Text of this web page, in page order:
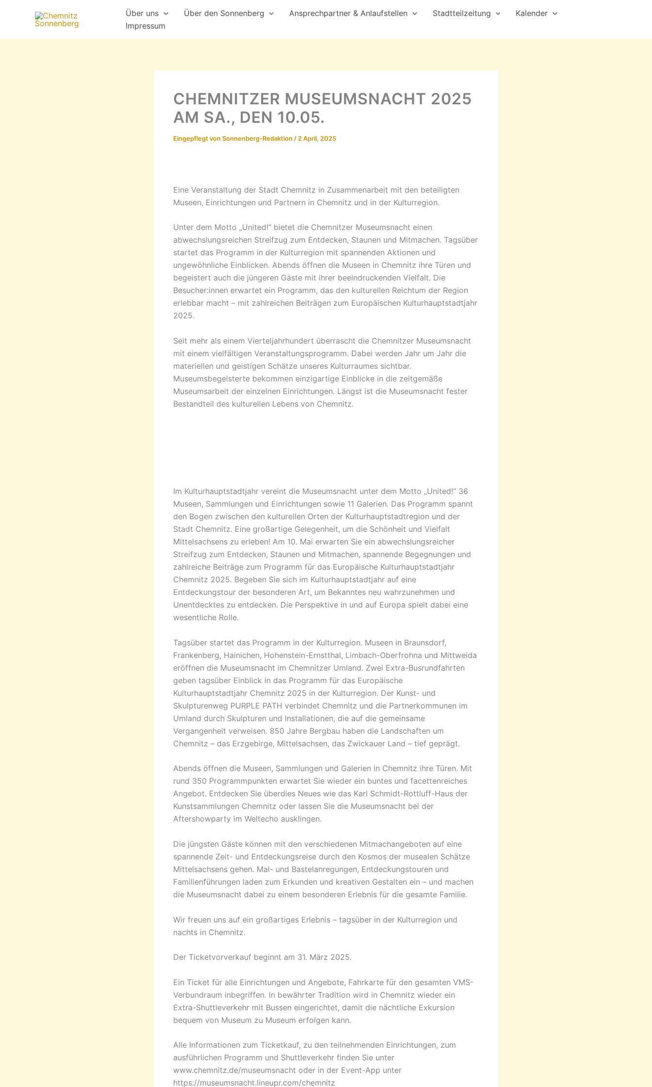
Über uns Über den Sonnenberg Ansprechpartner & Anlaufstellen Stadtteilzeitung
Kalender
Impressum
CHEMNITZER MUSEUMSNACHT 2025
AM SA., DEN 10.05.
Eingepflegt von Sonnenberg-Redaktion / 2 April, 2025
Eine Veranstaltung der Stadt Chemnitz in Zusammenarbeit mit den beteiligten
Museen, Einrichtungen und Partnern in Chemnitz und in der Kulturregion.
Unter dem Motto „United!“ bietet die Chemnitzer Museumsnacht einen
abwechslungsreichen Streifzug zum Entdecken, Staunen und Mitmachen. Tagsüber
startet das Programm in der Kulturregion mit spannenden Aktionen und
ungewöhnliche Einblicken. Abends öffnen die Museen in Chemnitz ihre Türen und
begeistert auch die jüngeren Gäste mit ihrer beeindruckenden Vielfalt. Die
Besucher:innen erwartet ein Programm, das den kulturellen Reichtum der Region
erlebbar macht – mit zahlreichen Beiträgen zum Europäischen Kulturhauptstadtjahr
2025.
Seit mehr als einem Vierteljahrhundert überrascht die Chemnitzer Museumsnacht
mit einem vielfältigen Veranstaltungsprogramm. Dabei werden Jahr um Jahr die
materiellen und geistigen Schätze unseres Kulturraumes sichtbar.
Museumsbegeisterte bekommen einzigartige Einblicke in die zeitgemäße
Museumsarbeit der einzelnen Einrichtungen. Längst ist die Museumsnacht fester
Bestandteil des kulturellen Lebens von Chemnitz.
Im Kulturhauptstadtjahr vereint die Museumsnacht unter dem Motto „United!“ 36
Museen, Sammlungen und Einrichtungen sowie 11 Galerien. Das Programm spannt
den Bogen zwischen den kulturellen Orten der Kulturhauptstadtregion und der
Stadt Chemnitz. Eine großartige Gelegenheit, um die Schönheit und Vielfalt
Mittelsachsens zu erleben! Am 10. Mai erwarten Sie ein abwechslungsreicher
Streifzug zum Entdecken, Staunen und Mitmachen, spannende Begegnungen und
zahlreiche Beiträge zum Programm für das Europäische Kulturhauptstadtjahr
Chemnitz 2025. Begeben Sie sich im Kulturhauptstadtjahr auf eine
Entdeckungstour der besonderen Art, um Bekanntes neu wahrzunehmen und
Unentdecktes zu entdecken. Die Perspektive in und auf Europa spielt dabei eine
wesentliche Rolle.
Tagsüber startet das Programm in der Kulturregion. Museen in Braunsdorf,
Frankenberg, Hainichen, Hohenstein-Ernstthal, Limbach-Oberfrohna und Mittweida
eröffnen die Museumsnacht im Chemnitzer Umland. Zwei Extra-Busrundfahrten
geben tagsüber Einblick in das Programm für das Europäische
Kulturhauptstadtjahr Chemnitz 2025 in der Kulturregion. Der Kunst- und
Skulpturenweg PURPLE PATH verbindet Chemnitz und die Partnerkommunen im
Umland durch Skulpturen und Installationen, die auf die gemeinsame
Vergangenheit verweisen. 850 Jahre Bergbau haben die Landschaften um
Chemnitz – das Erzgebirge, Mittelsachsen, das Zwickauer Land – tief geprägt.
Abends öffnen die Museen, Sammlungen und Galerien in Chemnitz ihre Türen. Mit
rund 350 Programmpunkten erwartet Sie wieder ein buntes und facettenreiches
Angebot. Entdecken Sie überdies Neues wie das Karl Schmidt-Rottluff-Haus der
Kunstsammlungen Chemnitz oder lassen Sie die Museumsnacht bei der
Aftershowparty im Weltecho ausklingen.
Die jüngsten Gäste können mit den verschiedenen Mitmachangeboten auf eine
spannende Zeit- und Entdeckungsreise durch den Kosmos der musealen Schätze
Mittelsachsens gehen. Mal- und Bastelanregungen, Entdeckungstouren und
Familienführungen laden zum Erkunden und kreativen Gestalten ein – und machen
die Museumsnacht dabei zu einem besonderen Erlebnis für die gesamte Familie.
Wir freuen uns auf ein großartiges Erlebnis – tagsüber in der Kulturregion und
nachts in Chemnitz.
Der Ticketvorverkauf beginnt am 31. März 2025.
Ein Ticket für alle Einrichtungen und Angebote, Fahrkarte für den gesamten VMS-
Verbundraum inbegriffen. In bewährter Tradition wird in Chemnitz wieder ein
Extra-Shuttleverkehr mit Bussen eingerichtet, damit die nächtliche Exkursion
bequem von Museum zu Museum erfolgen kann.
Alle Informationen zum Ticketkauf, zu den teilnehmenden Einrichtungen, zum
ausführlichen Programm und Shuttleverkehr finden Sie unter
www.chemnitz.de/museumsnacht oder in der Event-App unter
https://museumsnacht.lineupr.com/chemnitz